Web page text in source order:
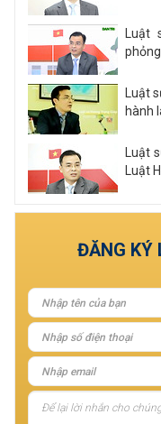
Luật
phỏng
Luật
hành
Luật
Luật
ĐĂNG KÝ